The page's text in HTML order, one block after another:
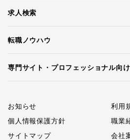
求人検索
転職ノウハウ
専門サイト・プロフェッショナル向け
お知らせ
利用
個人情報保護方針
職業
サイトマップ
会社